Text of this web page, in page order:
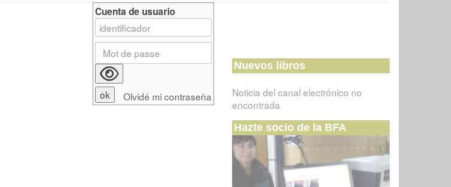
Cuenta de usuario
Olvidé mi contraseña
Nuevos libros
Noticia del canal electrónico no
encontrada
Hazte socio de la BFA